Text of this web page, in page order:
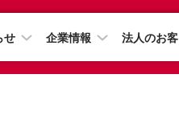
せ 企業情報 法人のお客